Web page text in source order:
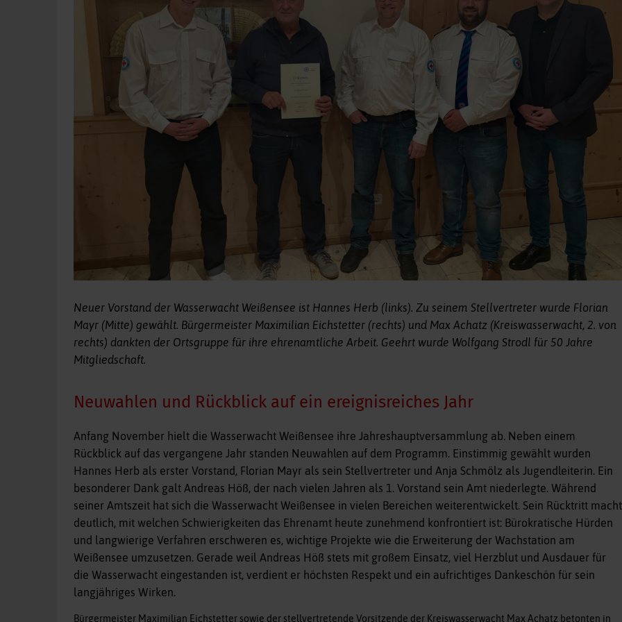
Neuer Vorstand der Wasserwacht Weißensee ist Hannes Herb (links). Zu seinem Stellvertreter wurde Florian
Mayr (Mitte) gewählt. Bürgermeister Maximilian Eichstetter (rechts) und Max Achatz (Kreiswasserwacht, 2. von
rechts) dankten der Ortsgruppe für ihre ehrenamtliche Arbeit. Geehrt wurde Wolfgang Strodl für 50 Jahre
Mitgliedschaft.
Neuwahlen und Rückblick auf ein ereignisreiches Jahr
Anfang November hielt die Wasserwacht Weißensee ihre Jahreshauptversammlung ab. Neben einem
Rückblick auf das vergangene Jahr standen Neuwahlen auf dem Programm. Einstimmig gewählt wurden
Hannes Herb als erster Vorstand, Florian Mayr als sein Stellvertreter und Anja Schmölz als Jugendleiterin. Ein
besonderer Dank galt Andreas Höß, der nach vielen Jahren als 1. Vorstand sein Amt niederlegte. Während
seiner Amtszeit hat sich die Wasserwacht Weißensee in vielen Bereichen weiterentwickelt. Sein Rücktritt macht
deutlich, mit welchen Schwierigkeiten das Ehrenamt heute zunehmend konfrontiert ist: Bürokratische Hürden
und langwierige Verfahren erschweren es, wichtige Projekte wie die Erweiterung der Wachstation am
Weißensee umzusetzen. Gerade weil Andreas Höß stets mit großem Einsatz, viel Herzblut und Ausdauer für
die Wasserwacht eingestanden ist, verdient er höchsten Respekt und ein aufrichtiges Dankeschön für sein
langjähriges Wirken.
Bürgermeister Maximilian Eichstetter sowie der stellvertretende Vorsitzende der Kreiswasserwacht Max Achatz betonten in